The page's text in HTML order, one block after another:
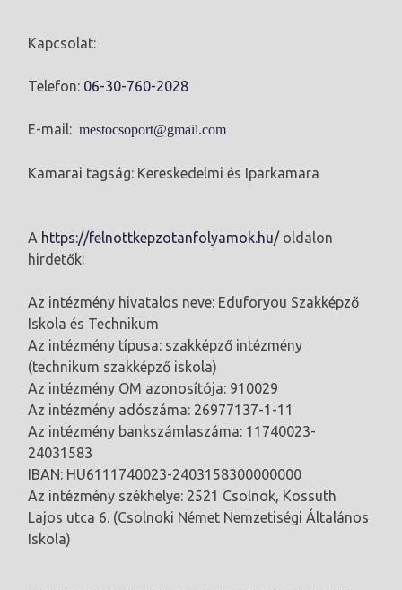
Kapcsolat:
Telefon: 06-30-760-2028
E-mail: mestocsoport@gmail.com
Kamarai tagság: Kereskedelmi és Iparkamara
A https://felnottkepzotanfolyamok.hu/oldalon
hirdetők:
Az intézmény hivatalos neve: Eduforyou Szakképző
Iskola és Technikum
Az intézmény típusa: szakképző intézmény
(technikum szakképző iskola)
Az intézmény OM azonosítója: 910029
Az intézmény adószáma: 26977137-1-11
Az intézmény bankszámlaszáma: 11740023-
24031583
IBAN: HU6111740023-2403158300000000
Az intézmény székhelye: 2521 Csolnok, Kossuth
Lajos utca 6. (Csolnoki Német Nemzetiségi Általános
Iskola)